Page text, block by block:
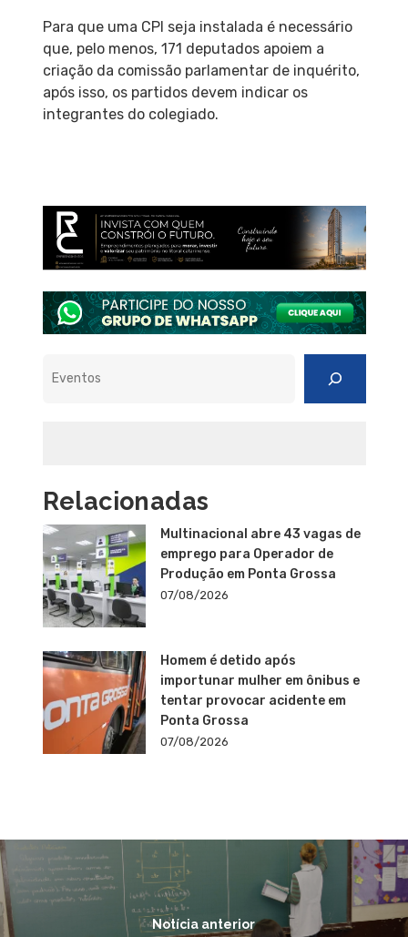
Para que uma CPI seja instalada é necessário
que, pelo menos, 171 deputados apoiem a
criação da comissão parlamentar de inquérito,
após isso, os partidos devem indicar os
integrantes do colegiado.
Relacionadas
Multinacional abre 43 vagas de
emprego para Operador de
Produção em Ponta Grossa
07/08/2026
Homem é detido após
importunar mulher em ônibus e
tentar provocar acidente em
Ponta Grossa
07/08/2026
Notícia anterior